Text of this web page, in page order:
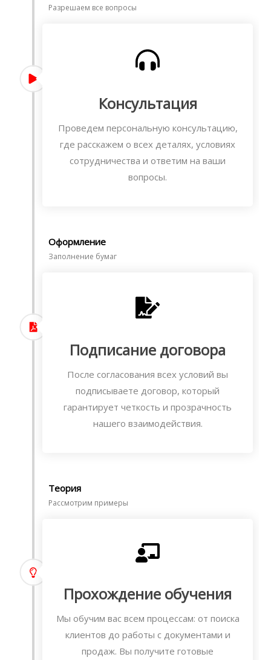
Разрешаем все вопросы
Консультация
Проведем персональную консультацию,
где расскажем о всех деталях, условиях
сотрудничества и ответим на ваши
вопросы.
Оформление
Заполнение бумаг
Подписание договора
После согласования всех условий вы
подписываете договор, который
гарантирует четкость и прозрачность
нашего взаимодействия.
Теория
Рассмотрим примеры
Прохождение обучения
Мы обучим вас всем процессам: от поиска
клиентов до работы с документами и
продаж. Вы получите готовые